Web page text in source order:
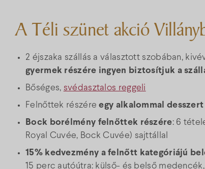
A Téli szünet akció
2 éjszaka szállás a választott szobában,
gyermek részére ingyen biztosítjuk a
Bőséges, svédasztalos reggeli
Felnőttek részéreegy alkalommal
Bock borélmény felnőttek részére: 6
Royal Cuvée, Bock Cuvée) sajttállal
15% kedvezmény a felnőtt kategóriájú
15 perc autóútra: külső- és belső